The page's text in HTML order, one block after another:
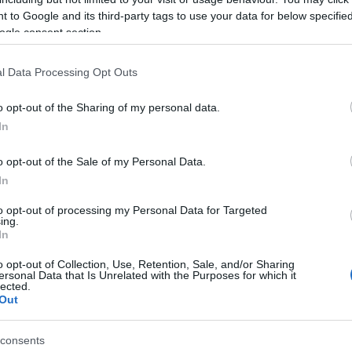
to Google and its third-party tags to use your data for below
consent section.
Data Processing Opt Outs
opt-out of the Sharing of my personal data.
opt-out of the Sale of my Personal Data.
opt-out of processing my Personal Data for Targeted
opt-out of Collection, Use, Retention, Sale, and/or Sharing
Data that Is Unrelated with the Purposes for which it
megvalósítására.
a titkosszolgálati szervek
valamint olyan közösségi
az embercsempészek által terjesztett
Keir Starmer brit miniszterelnök és iraki
Sia al-Szudani megállapodtak az irreguláris
bűnözés elleniküzdelemerősítéséről.
legfrissebb megállapodás pedig 2025. július 10-
született meg: ennek értelmében amennyiben